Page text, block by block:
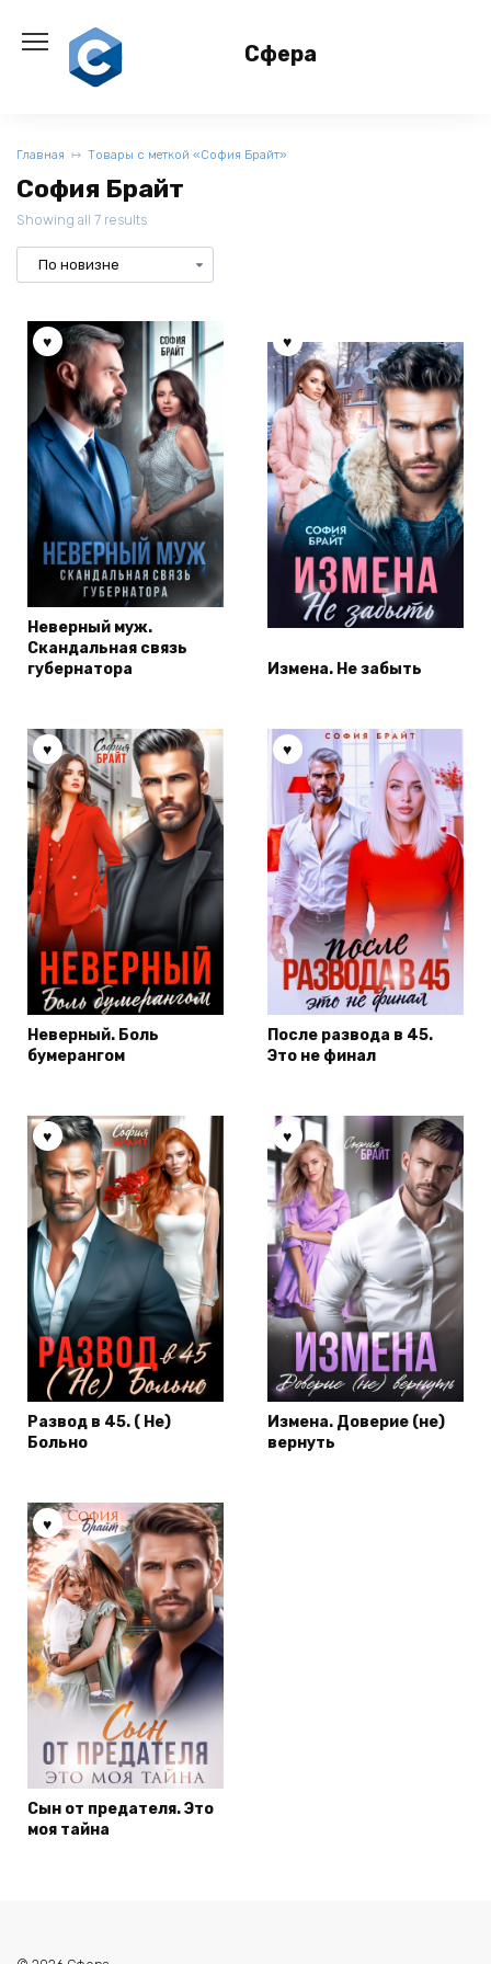
содержанию
Сфера
Главная Товары с меткой «София Брайт»
София Брайт
Showing all 7 results
Неверный муж.
Скандальная связь
губернатора
Измена. Не забыть
Неверный. Боль
бумерангом
После развода в 45.
Это не финал
Развод в 45. ( Не)
Больно
Измена. Доверие (не)
вернуть
Сын от предателя. Это
моя тайна